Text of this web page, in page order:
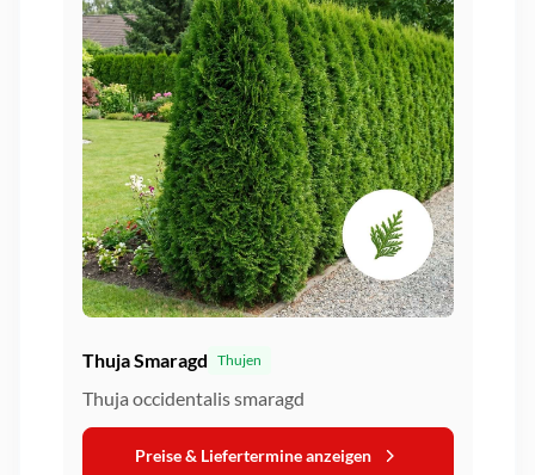
Thuja Smaragd Thujen
Thuja occidentalis smaragd
Preise & Liefertermine anzeigen